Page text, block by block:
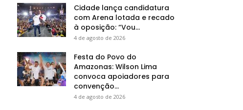
Cidade lança candidatura
com Arena lotada e recado
à oposição: “Vou...
4 de agosto de 2026
Festa do Povo do
Amazonas: Wilson Lima
convoca apoiadores para
convenção...
4 de agosto de 2026